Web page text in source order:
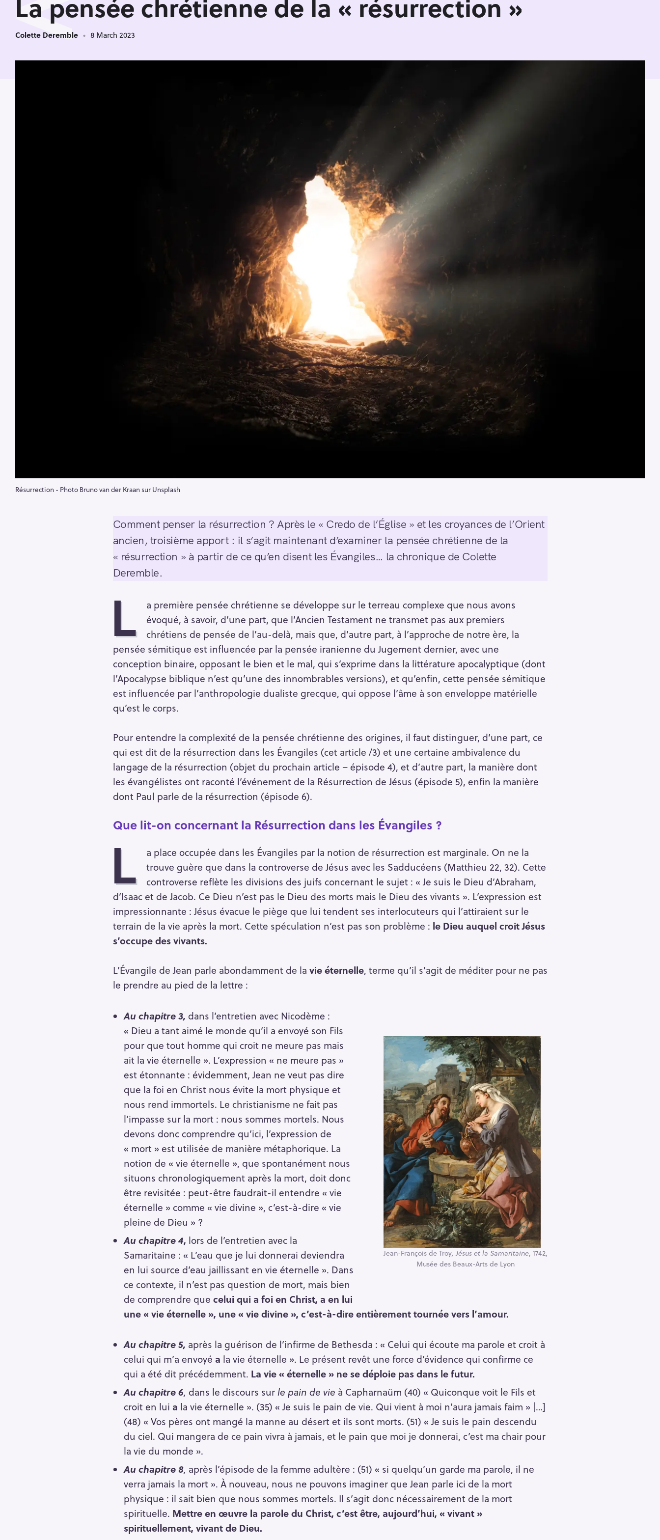
La pensée chrétienne de la « résurrection »
Colette Deremble 8 March 2023
Résurrection - Photo Bruno van der Kraan sur Unsplash
Comment penser la résurrection ? Après le « Credo de l’Église » et les croyances de l’Orient
ancien, troisième apport : il s’agit maintenant d’examiner la pensée chrétienne de la
« résurrection » à partir de ce qu’en disent les Évangiles… la chronique de Colette
Deremble.
L
a première pensée chrétienne se développe sur le terreau complexe que nous avons
évoqué, à savoir, d’une part, que l’Ancien Testament ne transmet pas aux premiers
chrétiens de pensée de l’au-delà, mais que, d’autre part, à l’approche de notre ère, la
pensée sémitique est influencée par la pensée iranienne du Jugement dernier, avec une
conception binaire, opposant le bien et le mal, qui s’exprime dans la littérature apocalyptique (dont
l’Apocalypse biblique n’est qu’une des innombrables versions), et qu’enfin, cette pensée sémitique
est influencée par l’anthropologie dualiste grecque, qui oppose l’âme à son enveloppe matérielle
qu’est le corps.
Pour entendre la complexité de la pensée chrétienne des origines, il faut distinguer, d’une part, ce
qui est dit de la résurrection dans les Évangiles (cet article /3) et une certaine ambivalence du
langage de la résurrection (objet du prochain article – épisode 4), et d’autre part, la manière dont
les évangélistes ont raconté l’événement de la Résurrection de Jésus (épisode 5), enfin la manière
dont Paul parle de la résurrection (épisode 6).
Que lit-on concernant la Résurrection dans les Évangiles ?
L
a place occupée dans les Évangiles par la notion de résurrection est marginale. On ne la
trouve guère que dans la controverse de Jésus avec les Sadducéens (Matthieu 22, 32). Cette
controverse reflète les divisions des juifs concernant le sujet : « Je suis le Dieu d’Abraham,
d’Isaac et de Jacob. Ce Dieu n’est pas le Dieu des morts mais le Dieu des vivants ». L’expression est
impressionnante : Jésus évacue le piège que lui tendent ses interlocuteurs qui l’attiraient sur le
terrain de la vie après la mort. Cette spéculation n’est pas son problème : le Dieu auquel croit Jésus
s’occupe des vivants.
L’Évangile de Jean parle abondamment de la vie éternelle, terme qu’il s’agit de méditer pour ne pas
le prendre au pied de la lettre :
Jean-François de Troy, Jésus et la Samaritaine, 1742,
Musée des Beaux-Arts de Lyon
Au chapitre 3, dans l’entretien avec Nicodème :
« Dieu a tant aimé le monde qu’il a envoyé son Fils
pour que tout homme qui croit ne meure pas mais
ait la vie éternelle ». L’expression « ne meure pas »
est étonnante : évidemment, Jean ne veut pas dire
que la foi en Christ nous évite la mort physique et
nous rend immortels. Le christianisme ne fait pas
l’impasse sur la mort : nous sommes mortels. Nous
devons donc comprendre qu’ici, l’expression de
« mort » est utilisée de manière métaphorique. La
notion de « vie éternelle », que spontanément nous
situons chronologiquement après la mort, doit donc
être revisitée : peut-être faudrait-il entendre « vie
éternelle » comme « vie divine », c’est-à-dire « vie
pleine de Dieu » ?
Au chapitre 4, lors de l’entretien avec la
Samaritaine : « L’eau que je lui donnerai deviendra
en lui source d’eau jaillissant en vie éternelle ». Dans
ce contexte, il n’est pas question de mort, mais bien
de comprendre que celui qui a foi en Christ, a en lui
une « vie éternelle », une « vie divine », c’est-à-dire entièrement tournée vers l’amour.
Au chapitre 5, après la guérison de l’infirme de Bethesda : « Celui qui écoute ma parole et croit à
celui qui m’a envoyé a la vie éternelle ». Le présent revêt une force d’évidence qui confirme ce
qui a été dit précédemment. La vie « éternelle » ne se déploie pas dans le futur.
Au chapitre 6, dans le discours surle pain de vie à Capharnaüm (40) « Quiconque voit le Fils et
croit en lui a la vie éternelle ». (35) « Je suis le pain de vie. Qui vient à moi n’aura jamais faim » |…]
(48) « Vos pères ont mangé la manne au désert et ils sont morts. (51) « Je suis le pain descendu
du ciel. Qui mangera de ce pain vivra à jamais, et le pain que moi je donnerai, c’est ma chair pour
la vie du monde ».
Au chapitre 8, après l’épisode de la femme adultère : (51) « si quelqu’un garde ma parole, il ne
verra jamais la mort ». À nouveau, nous ne pouvons imaginer que Jean parle ici de la mort
physique : il sait bien que nous sommes mortels. Il s’agit donc nécessairement de la mort
spirituelle. Mettre en œuvre la parole du Christ, c’est être, aujourd’hui, « vivant »
spirituellement, vivant de Dieu.
Press Esc to cancel.